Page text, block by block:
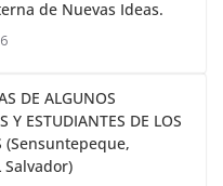
de Nuevas Ideas.
DE ALGUNOS
Y ESTUDIANTES DE LOS
(Sensuntepeque,
Salvador)